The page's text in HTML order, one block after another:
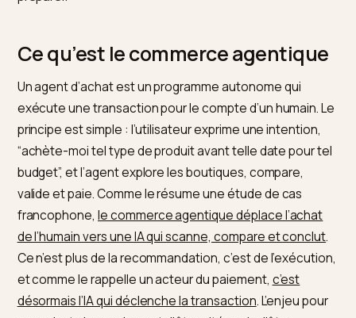
ce n’est plus seulement votre page qui doit
c’est votre donnée qui doit permettre à un agent de
transacter. Voici ce qui se passe et comment s’y
préparer.
Ce qu’est le commerce
Un agent d’achat est un programme autonome qui
exécute une transaction pour le compte d’un humain.
principe est simple : l’utilisateur exprime une intention,
“achète-moi tel type de produit avant telle date pour